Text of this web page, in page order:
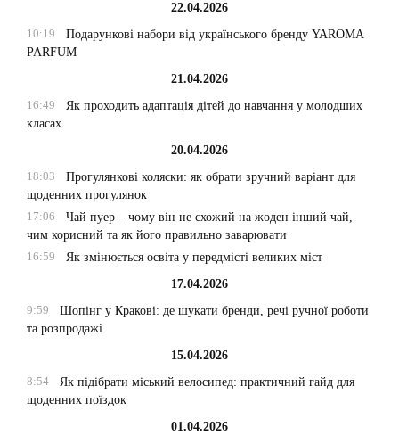
22.04.2026
10:19
Подарункові набори від українського бренду YAROMA
PARFUM
21.04.2026
16:49
Як проходить адаптація дітей до навчання у молодших
класах
20.04.2026
18:03
Прогулянкові коляски: як обрати зручний варіант для
щоденних прогулянок
17:06
Чай пуер – чому він не схожий на жоден інший чай,
чим корисний та як його правильно заварювати
16:59
Як змінюється освіта у передмісті великих міст
17.04.2026
9:59
Шопінг у Кракові: де шукати бренди, речі ручної роботи
та розпродажі
15.04.2026
8:54
Як підібрати міський велосипед: практичний гайд для
щоденних поїздок
01.04.2026